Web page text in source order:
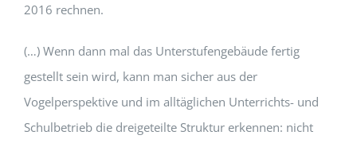
2016 rechnen.
(…) Wenn dann mal das Unterstufengebäude fertig
gestellt sein wird, kann man sicher aus der
Vogelperspektive und im alltäglichen Unterrichts- und
Schulbetrieb die dreigeteilte Struktur erkennen: nicht